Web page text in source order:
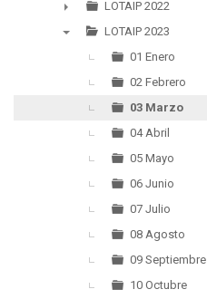
►
►
LOTAIP 2022
LOTAIP 2023
01 Enero
02 Febrero
03 Marzo
04 Abril
05 Mayo
06 Junio
07 Julio
08 Agosto
09 Septiembre
10 Octubre